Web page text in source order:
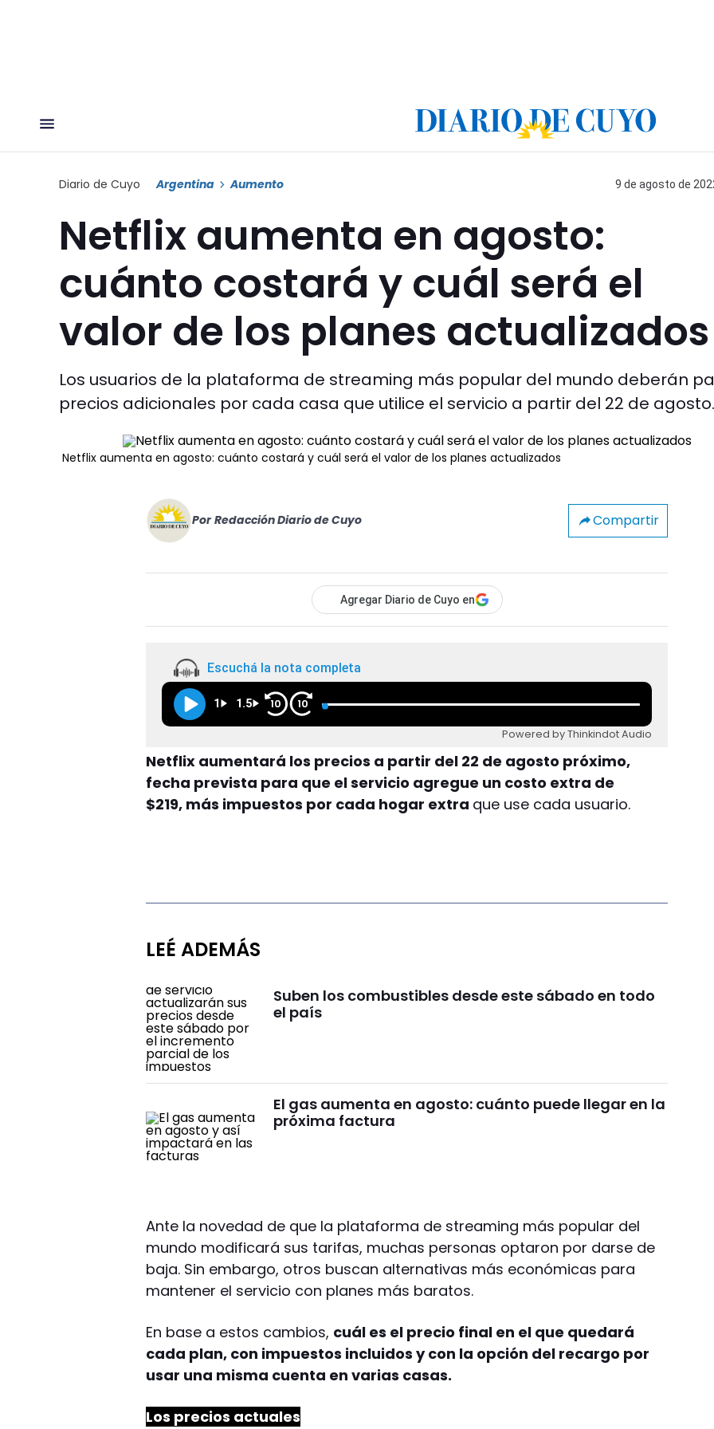
Diario de Cuyo Argentina Aumento 9 de agosto de
Netflix aumenta en agosto:
cuánto costará y cuál será el
valor de los planes actualizados
Los usuarios de la plataforma de streaming más popular del mundo deberán
precios adicionales por cada casa que utilice el servicio a partir del 22 de agosto.
Netflix aumenta en agosto: cuánto costará y cuál será el valor de los planes actualizados
Por Redacción Diario de Cuyo Compartir
Agregar Diario de Cuyo en
Escuchá la nota completa
1 1.5 10 10
Powered by Thinkindot Audio
Netflix aumentará los precios a partir del 22 de agosto próximo,
fecha prevista para que el servicio agregue un costo extra de
$219, más impuestos por cada hogar extra que use cada usuario.
LEÉ ADEMÁS
Suben los combustibles desde este sábado en todo
el país
El gas aumenta en agosto: cuánto puede llegar en la
próxima factura
Ante la novedad de que la plataforma de streaming más popular del
mundo modificará sus tarifas, muchas personas optaron por darse de
baja. Sin embargo, otros buscan alternativas más económicas para
mantener el servicio con planes más baratos.
En base a estos cambios, cuál es el precio final en el que quedará
cada plan, con impuestos incluidos y con la opción del recargo por
usar una misma cuenta en varias casas.
Los precios actuales